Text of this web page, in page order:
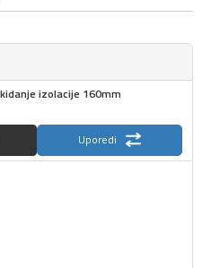
izolacije 160mm
Uporedi